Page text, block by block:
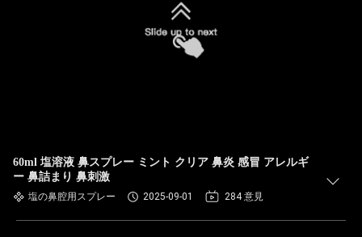
60ml 塩溶液 鼻スプレー ミント クリア 鼻炎 感冒 アレルギ
ー 鼻詰まり 鼻刺激
塩の鼻腔用スプレー 2025-09-01 284 意見